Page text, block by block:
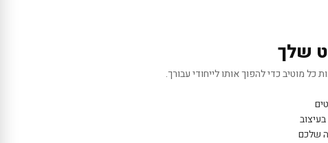
שלך
כל מוטיב כדי להפוך אותו לייחודי עבורך.
שלכם